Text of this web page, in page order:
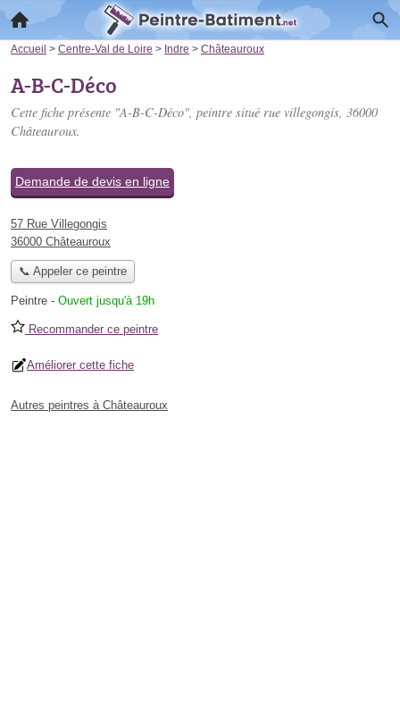
Accueil > Centre-Val de Loire > Indre > Châteauroux
A-B-C-Déco
Cette fiche présente "A-B-C-Déco", peintre situé rue villegongis, 36000
Châteauroux.
Demande de devis en ligne
57 Rue Villegongis
36000 Châteauroux
📞 Appeler ce peintre
Peintre - Ouvert jusqu'à 19h
Recommander ce peintre
Améliorer cette fiche
Autres peintres à Châteauroux